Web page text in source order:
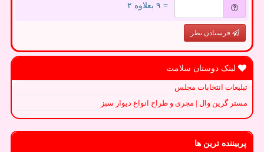
= ۹ بعلاوه ۲
فرستادن نظر
لینک دوستان سلامت
تبلیغات انتخابات مجلس
مستر گرین وال | مجری و طراح انواع دیوار سبز
پربیننده ترین ها